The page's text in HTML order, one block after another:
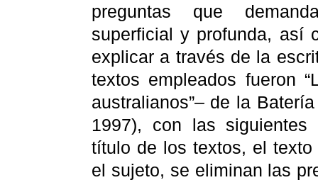
preguntas que
superficial y profunda, así
explicar a través de la
textos empleados fueron
australianos”– de la
1997), con las
título de los textos, el
el sujeto, se eliminan las